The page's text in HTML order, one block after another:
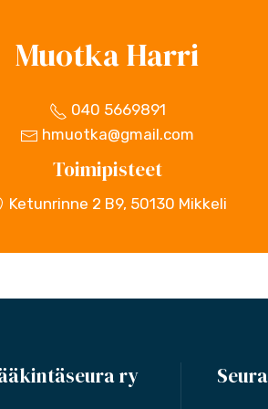
Muotka Harri
040 5669891
hmuotka@gmail.com
Toimipisteet
Ketunrinne 2 B9, 50130 Mikkeli
ry